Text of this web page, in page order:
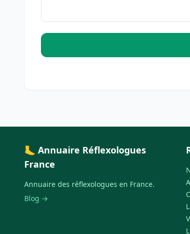
🦶 Annuaire Réflexologues
France
Annuaire des réflexologues en France.
Blog →